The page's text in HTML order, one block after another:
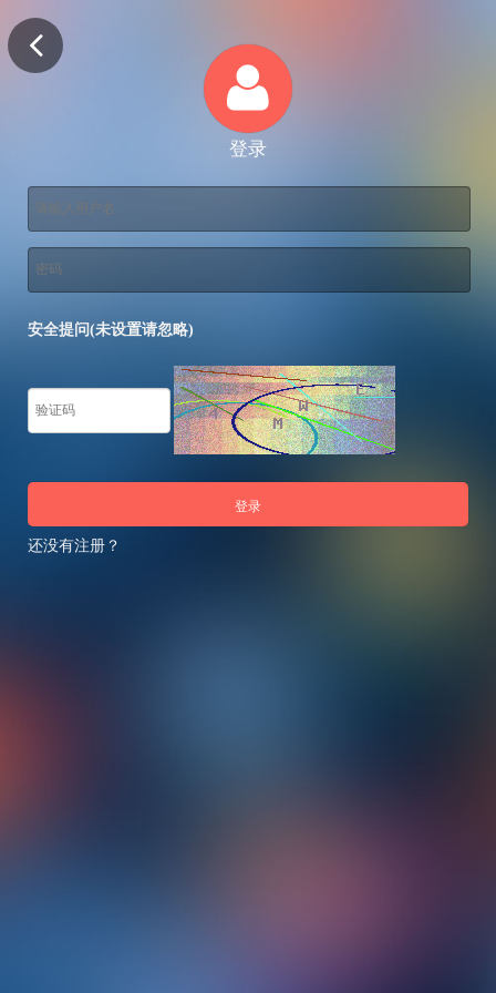
登录
安全提问(未设置请忽略)
登录
还没有注册？